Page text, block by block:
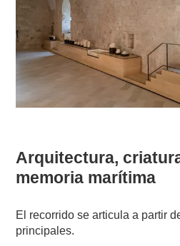
Arquitectura,
memoria marítima
El recorrido se articula a partir
principales.